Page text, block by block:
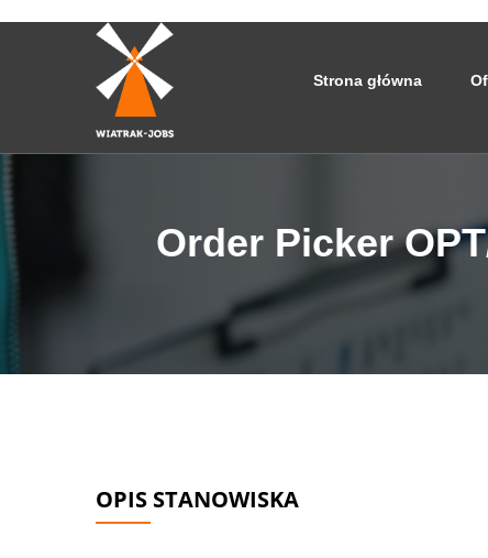
Strona główna
Order Picker
OPIS STANOWISKA